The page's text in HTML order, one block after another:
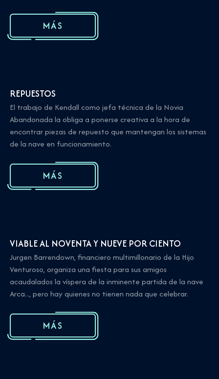
MÁS
REPUESTOS
El trabajo de Kendall como jefa técnica de la Novia
Abandonada la obliga a ponerse creativa a la hora de
encontrar piezas de repuesto que mantengan los sistemas
de la nave en funcionamiento.
MÁS
VIABLE AL NOVENTA Y NUEVE POR CIENTO
Jurgen Barrendown, financiero multimillonario de la Hijo
Venturoso, organiza una fiesta para sus amigos
acaudalados la víspera de la inminente partida de la nave
Arca..., pero hay quienes no tienen nada que celebrar.
MÁS